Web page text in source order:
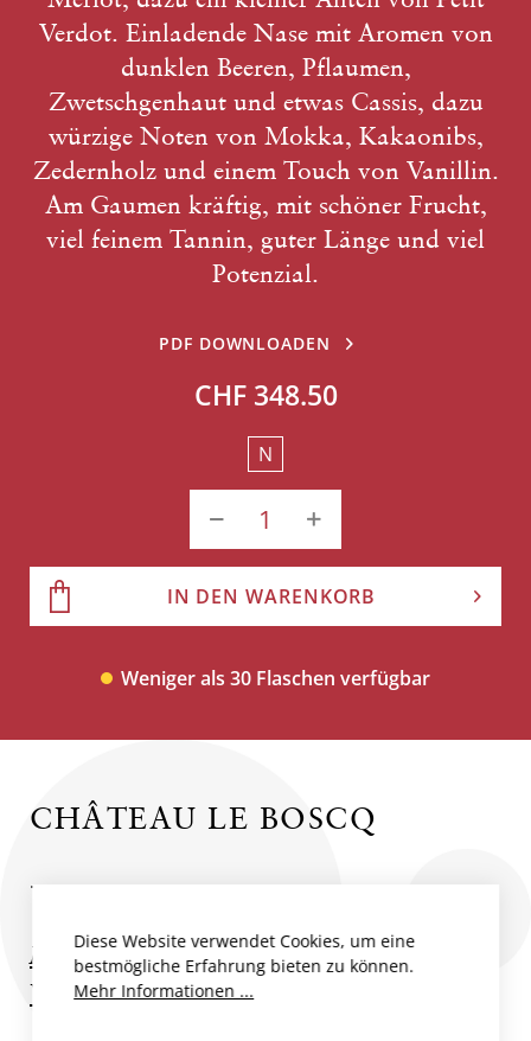
Verdot. Einladende Nase mit Aromen von
dunklen Beeren, Pflaumen,
Zwetschgenhaut und etwas Cassis, dazu
würzige Noten von Mokka, Kakaonibs,
Zedernholz und einem Touch von Vanillin.
Am Gaumen kräftig, mit schöner Frucht,
viel feinem Tannin, guter Länge und viel
Potenzial.
PDF DOWNLOADEN
CHF 348.50
N
IN DEN WARENKORB
Weniger als 30 Flaschen verfügbar
CHÂTEAU LE BOSCQ
...
Mehr zum Produzent
Weitere Weine des Produzenten
Diese Website verwendet Cookies, um eine
bestmögliche Erfahrung bieten zu können.
Mehr Informationen ...